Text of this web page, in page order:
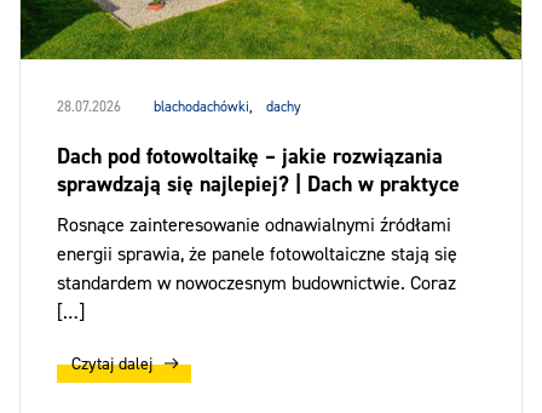
28.07.2026 blachodachówki, dachy
Dach pod fotowoltaikę – jakie rozwiązania
sprawdzają się najlepiej? | Dach w praktyce
Rosnące zainteresowanie odnawialnymi źródłami
energii sprawia, że panele fotowoltaiczne stają się
standardem w nowoczesnym budownictwie. Coraz
[…]
Czytaj dalej